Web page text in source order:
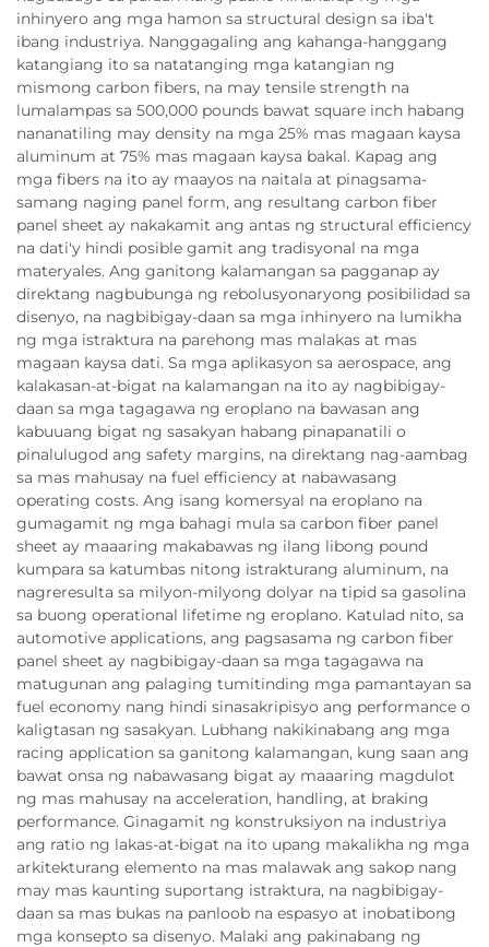
inhinyero ang mga hamon sa structural design sa iba't
ibang industriya. Nanggagaling ang kahanga-hanggang
katangiang ito sa natatanging mga katangian ng
mismong carbon fibers, na may tensile strength na
lumalampas sa 500,000 pounds bawat square inch habang
nananatiling may density na mga 25% mas magaan kaysa
aluminum at 75% mas magaan kaysa bakal. Kapag ang
mga fibers na ito ay maayos na naitala at pinagsama-
samang naging panel form, ang resultang carbon fiber
panel sheet ay nakakamit ang antas ng structural efficiency
na dati'y hindi posible gamit ang tradisyonal na mga
materyales. Ang ganitong kalamangan sa pagganap ay
direktang nagbubunga ng rebolusyonaryong posibilidad sa
disenyo, na nagbibigay-daan sa mga inhinyero na lumikha
ng mga istraktura na parehong mas malakas at mas
magaan kaysa dati. Sa mga aplikasyon sa aerospace, ang
kalakasan-at-bigat na kalamangan na ito ay nagbibigay-
daan sa mga tagagawa ng eroplano na bawasan ang
kabuuang bigat ng sasakyan habang pinapanatili o
pinalulugod ang safety margins, na direktang nag-aambag
sa mas mahusay na fuel efficiency at nabawasang
operating costs. Ang isang komersyal na eroplano na
gumagamit ng mga bahagi mula sa carbon fiber panel
sheet ay maaaring makabawas ng ilang libong pound
kumpara sa katumbas nitong istrakturang aluminum, na
nagreresulta sa milyon-milyong dolyar na tipid sa gasolina
sa buong operational lifetime ng eroplano. Katulad nito, sa
automotive applications, ang pagsasama ng carbon fiber
panel sheet ay nagbibigay-daan sa mga tagagawa na
matugunan ang palaging tumitinding mga pamantayan sa
fuel economy nang hindi sinasakripisyo ang performance o
kaligtasan ng sasakyan. Lubhang nakikinabang ang mga
racing application sa ganitong kalamangan, kung saan ang
bawat onsa ng nabawasang bigat ay maaaring magdulot
ng mas mahusay na acceleration, handling, at braking
performance. Ginagamit ng konstruksiyon na industriya
ang ratio ng lakas-at-bigat na ito upang makalikha ng mga
arkitekturang elemento na mas malawak ang sakop nang
may mas kaunting suportang istraktura, na nagbibigay-
daan sa mas bukas na panloob na espasyo at inobatibong
mga konsepto sa disenyo. Malaki ang pakinabang ng